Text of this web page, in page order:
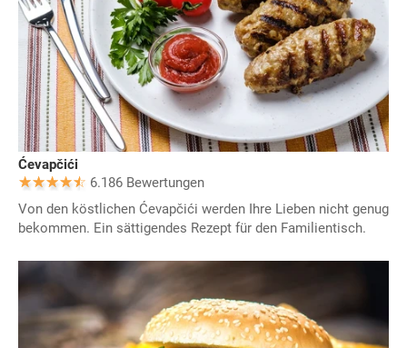
Ćevapčići
6.186 Bewertungen
Von den köstlichen Ćevapčići werden Ihre Lieben nicht genug
bekommen. Ein sättigendes Rezept für den Familientisch.